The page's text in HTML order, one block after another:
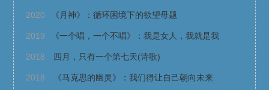
2020 《月神》：循环困境下的欲望母题
2019 《一个唱，一个不唱》：我是女人，我就是我
2018 四月，只有一个第七天(诗歌)
2018 《马克思的幽灵》：我们得让自己朝向未来